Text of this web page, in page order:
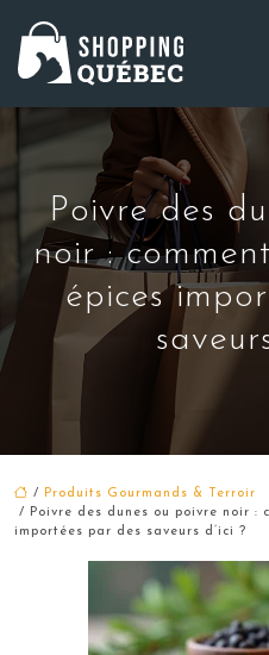
Poivre des
noir :
épices
/
Produits Gourmands & Terroir
/ Poivre des dunes ou poivre noir :
importées par des saveurs d’ici ?